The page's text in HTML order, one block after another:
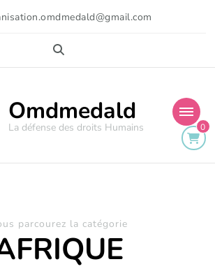
Omdmedald
La défense des droits Humains 0
parcourez la catégorie